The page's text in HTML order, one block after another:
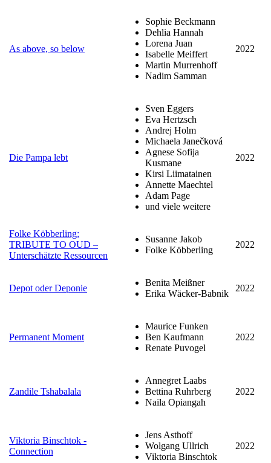
As above, so below
Sophie Beckmann
Dehlia Hannah
Lorena Juan
Isabelle Meiffert
Martin Murrenhoff
Nadim Samman
2022
Die Pampa lebt
Sven Eggers
Eva Hertzsch
Andrej Holm
Michaela Janečková
Agnese Sofija
Kusmane
Kirsi Liimatainen
Annette Maechtel
Adam Page
und viele weitere
2022
Folke Köbberling:
TRIBUTE TO OUD –
Unterschätzte Ressourcen
Susanne Jakob
Folke Köbberling
2022
Depot oder Deponie
Benita Meißner
Erika Wäcker-Babnik
2022
Permanent Moment
Maurice Funken
Ben Kaufmann
Renate Puvogel
2022
Zandile Tshabalala
Annegret Laabs
Bettina Ruhrberg
Naila Opiangah
2022
Viktoria Binschtok -
Connection
Jens Asthoff
Wolgang Ullrich
Viktoria Binschtok
2022